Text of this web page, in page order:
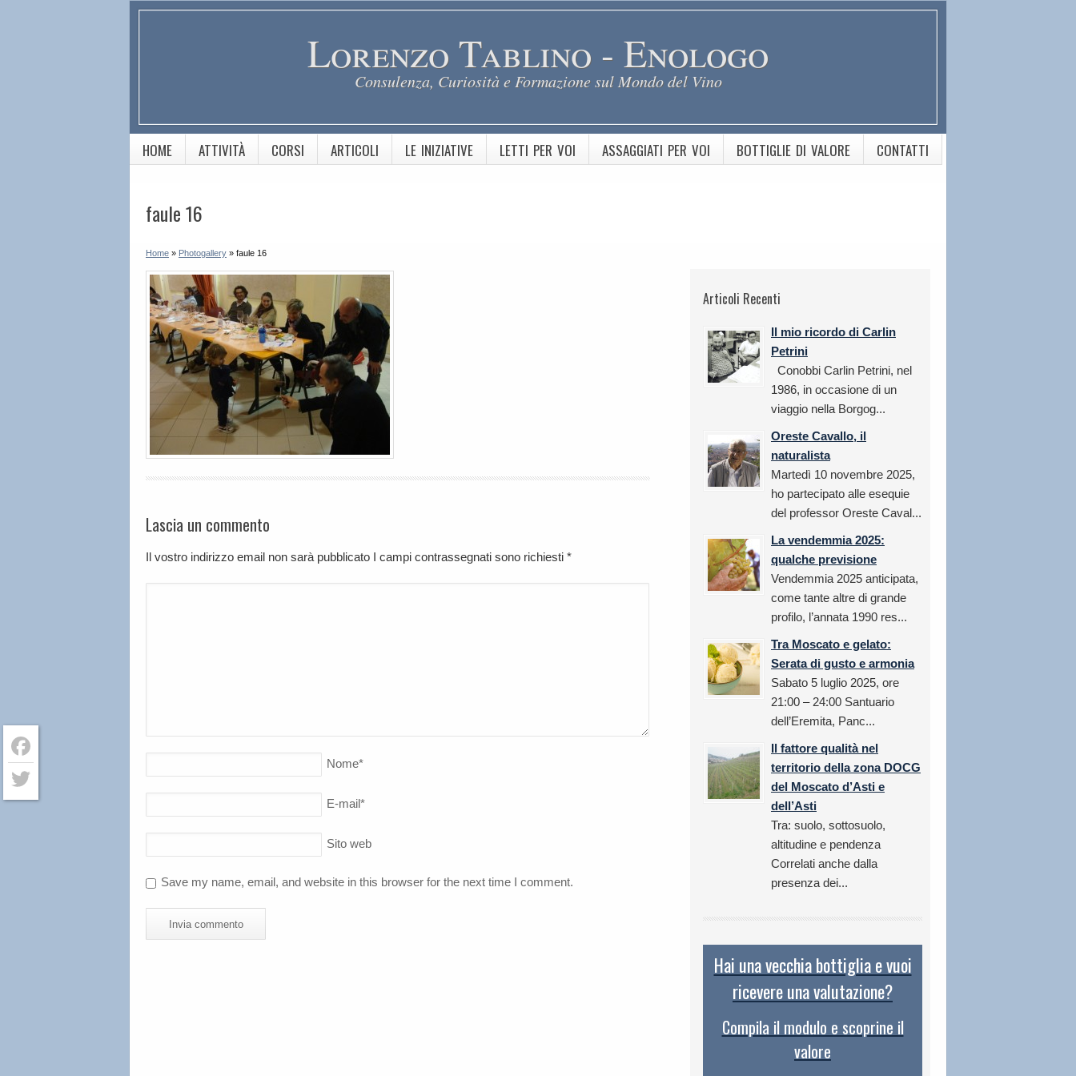
Lorenzo Tablino - Enologo
Consulenza, Curiosità e Formazione sul Mondo del Vino
HOME ATTIVITÀ CORSI ARTICOLI LE INIZIATIVE LETTI PER VOI ASSAGGIATI PER VOI BOTTIGLIE DI VALORE CONTATTI
faule 16
Home » Photogallery » faule 16
Lascia un commento
Il vostro indirizzo email non sarà pubblicato I campi contrassegnati sono richiesti *
Nome*
E-mail*
Sito web
Save my name, email, and website in this browser for the next time I comment.
Articoli Recenti
Il mio ricordo di Carlin
Petrini
Conobbi Carlin Petrini, nel
1986, in occasione di un
viaggio nella Borgog...
Oreste Cavallo, il
naturalista
Martedì 10 novembre 2025,
ho partecipato alle esequie
del professor Oreste Caval...
La vendemmia 2025:
qualche previsione
Vendemmia 2025 anticipata,
come tante altre di grande
profilo, l’annata 1990 res...
Tra Moscato e gelato:
Serata di gusto e armonia
Sabato 5 luglio 2025, ore
21:00 – 24:00 Santuario
dell’Eremita, Panc...
Il fattore qualità nel
territorio della zona DOCG
del Moscato d’Asti e
dell’Asti
Tra: suolo, sottosuolo,
altitudine e pendenza
Correlati anche dalla
presenza dei...
Hai una vecchia bottiglia e vuoi
ricevere una valutazione?
Compila il modulo e scoprine il
valore
Facebook
Twitter